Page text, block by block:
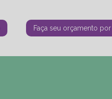
Faça seu orçamento